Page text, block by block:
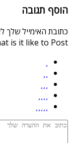
הוסף תגובה
כתובת האימייל שלך
is it like to Post?